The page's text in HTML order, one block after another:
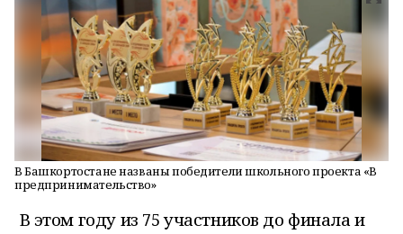
В Башкортостане названы победители школьного проекта «В
предпринимательство»
В этом году из 75 участников до финала и